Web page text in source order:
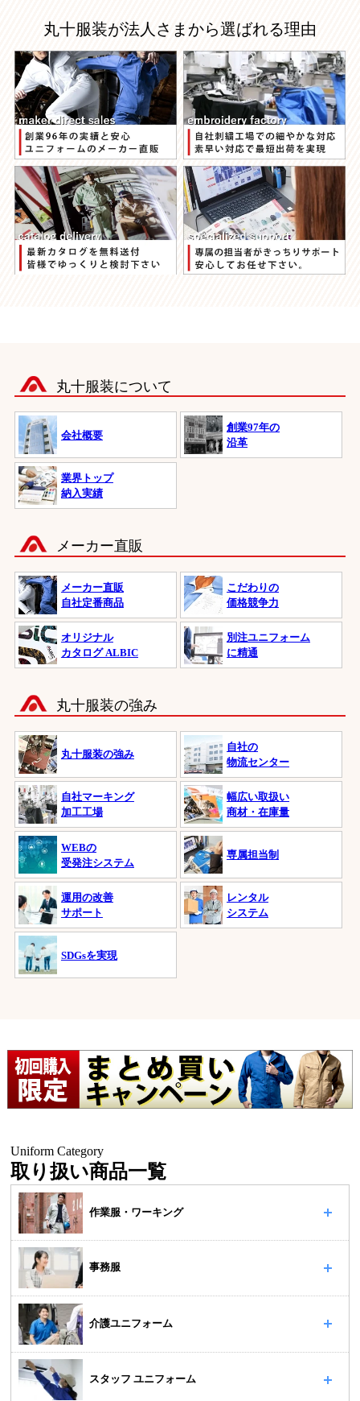
丸十服装が法人さまから選ばれる理由
丸十服装について
会社概要
創業97年の
沿革
業界トップ
納入実績
メーカー直販
メーカー直販
自社定番商品
こだわりの
価格競争力
オリジナル
カタログ ALBIC
別注ユニフォーム
に精通
丸十服装の強み
丸十服装の強み
自社の
物流センター
自社マーキング
加工工場
幅広い取扱い
商材・在庫量
WEBの
受発注システム
専属担当制
運用の改善
サポート
レンタル
システム
SDGsを実現
Uniform Category
取り扱い商品一覧
作業服・ワーキング
事務服
介護ユニフォーム
スタッフ ユニフォーム